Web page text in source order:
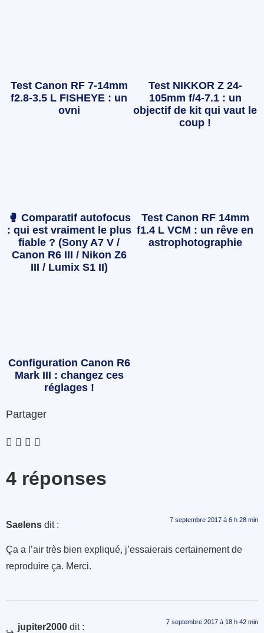
Test Canon RF 7-14mm
f2.8-3.5 L FISHEYE : un
ovni
Test NIKKOR Z 24-
105mm f/4-7.1 : un
objectif de kit qui vaut le
coup !
🥊 Comparatif autofocus
: qui est vraiment le plus
fiable ? (Sony A7 V /
Canon R6 III / Nikon Z6
III / Lumix S1 II)
Test Canon RF 14mm
f1.4 L VCM : un rêve en
astrophotographie
Configuration Canon R6
Mark III : changez ces
réglages !
Partager
4 réponses
Saelens dit : 7 septembre 2017 à 6 h 28 min
Ça a l’air très bien expliqué, j’essaierais certainement de
reproduire ça. Merci.
jupiter2000 dit : 7 septembre 2017 à 18 h 42 min